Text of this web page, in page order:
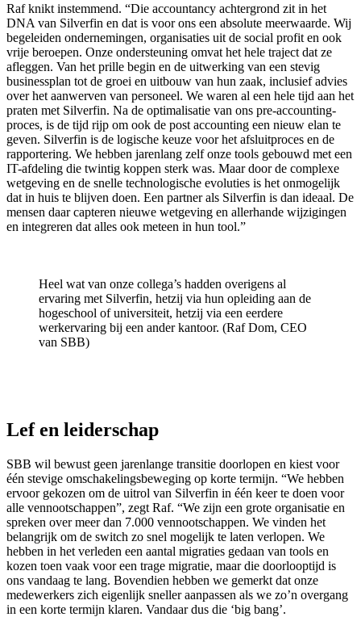
Raf knikt instemmend. “Die accountancy achtergrond zit in het
DNA van Silverfin en dat is voor ons een absolute meerwaarde. Wij
begeleiden ondernemingen, organisaties uit de social profit en ook
vrije beroepen. Onze ondersteuning omvat het hele traject dat ze
afleggen. Van het prille begin en de uitwerking van een stevig
businessplan tot de groei en uitbouw van hun zaak, inclusief advies
over het aanwerven van personeel. We waren al een hele tijd aan het
praten met Silverfin. Na de optimalisatie van ons pre-accounting-
proces, is de tijd rijp om ook de post accounting een nieuw elan te
geven. Silverfin is de logische keuze voor het afsluitproces en de
rapportering. We hebben jarenlang zelf onze tools gebouwd met een
IT-afdeling die twintig koppen sterk was. Maar door de complexe
wetgeving en de snelle technologische evoluties is het onmogelijk
dat in huis te blijven doen. Een partner als Silverfin is dan ideaal. De
mensen daar capteren nieuwe wetgeving en allerhande wijzigingen
en integreren dat alles ook meteen in hun tool.”
Heel wat van onze collega’s hadden overigens al
ervaring met Silverfin, hetzij via hun opleiding aan de
hogeschool of universiteit, hetzij via een eerdere
werkervaring bij een ander kantoor. (Raf Dom, CEO
van SBB)
Lef en leiderschap
SBB wil bewust geen jarenlange transitie doorlopen en kiest voor
één stevige omschakelingsbeweging op korte termijn. “We hebben
ervoor gekozen om de uitrol van Silverfin in één keer te doen voor
alle vennootschappen”, zegt Raf. “We zijn een grote organisatie en
spreken over meer dan 7.000 vennootschappen. We vinden het
belangrijk om de switch zo snel mogelijk te laten verlopen. We
hebben in het verleden een aantal migraties gedaan van tools en
kozen toen vaak voor een trage migratie, maar die doorlooptijd is
ons vandaag te lang. Bovendien hebben we gemerkt dat onze
medewerkers zich eigenlijk sneller aanpassen als we zo’n overgang
in een korte termijn klaren. Vandaar dus die ‘big bang’.